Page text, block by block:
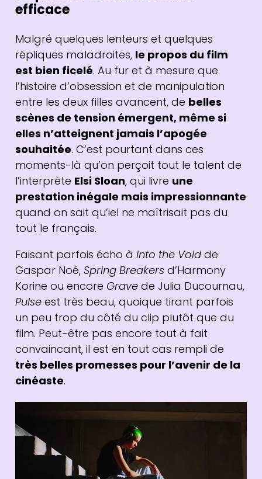
efficace
Malgré quelques lenteurs et quelques
répliques maladroites, le propos du film
est bien ficelé. Au fur et à mesure que
l’histoire d’obsession et de manipulation
entre les deux filles avancent, de belles
scènes de tension émergent, même si
elles n’atteignent jamais l’apogée
souhaitée. C’est pourtant dans ces
moments-là qu’on perçoit tout le talent de
l’interprète Elsi Sloan, qui livre une
prestation inégale mais impressionnante
quand on sait qu’iel ne maîtrisait pas du
tout le français.
Faisant parfois écho à Into the Voidde
Gaspar Noé,Spring Breakersd’Harmony
Korine ou encore Gravede Julia Ducournau,
Pulseest très beau, quoique tirant parfois
un peu trop du côté du clip plutôt que du
film. Peut-être pas encore tout à fait
convaincant, il est en tout cas rempli de
très belles promesses pour l’avenir de la
cinéaste.